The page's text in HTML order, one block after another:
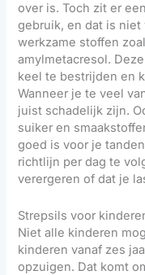
over is. Toch zit er
gebruik, en dat is
werkzame stoffen
amylmetacresol.
keel te bestrijden en
Wanneer je te veel
juist schadelijk zijn.
suiker en
goed is voor je
richtlijn per dag te
verergeren of dat je
Strepsils voor
Niet alle kinderen
kinderen vanaf zes
opzuigen. Dat komt